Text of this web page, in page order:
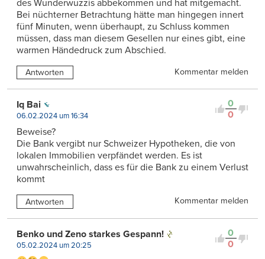
des Wunderwuzzis abbekommen und hat mitgemacht.
Bei nüchterner Betrachtung hätte man hingegen innert
fünf Minuten, wenn überhaupt, zu Schluss kommen
müssen, dass man diesem Gesellen nur eines gibt, eine
warmen Händedruck zum Abschied.
Antworten Kommentar melden
0
0
Iq Bai
06.02.2024 um 16:34
Beweise?
Die Bank vergibt nur Schweizer Hypotheken, die von
lokalen Immobilien verpfändet werden. Es ist
unwahrscheinlich, dass es für die Bank zu einem Verlust
kommt
Antworten Kommentar melden
0
0
Benko und Zeno starkes Gespann!
05.02.2024 um 20:25